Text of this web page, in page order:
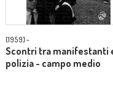
[1959] -
Scontri tra manifestanti
polizia - campo medio